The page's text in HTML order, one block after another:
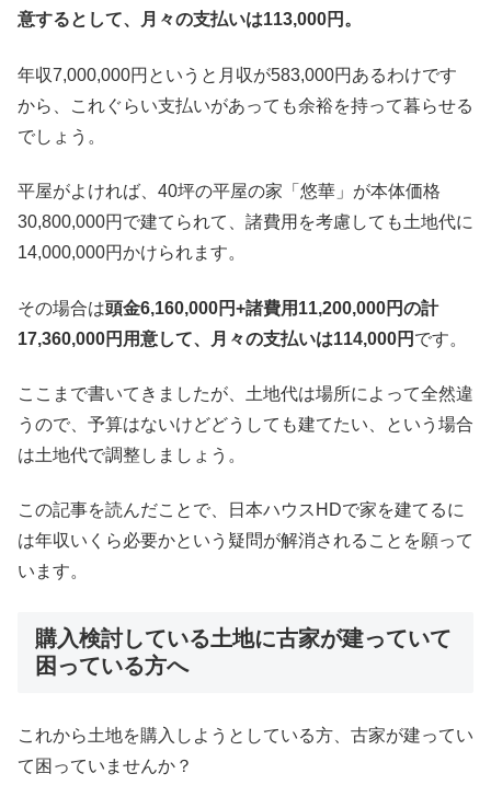
意するとして、月々の支払いは113,000円。
年収7,000,000円というと月収が583,000円あるわけです
から、これぐらい支払いがあっても余裕を持って暮らせる
でしょう。
平屋がよければ、40坪の平屋の家「悠華」が本体価格
30,800,000円で建てられて、諸費用を考慮しても土地代に
14,000,000円かけられます。
その場合は頭金6,160,000円+諸費用11,200,000円の計
17,360,000円用意して、月々の支払いは114,000円 です。
ここまで書いてきましたが、土地代は場所によって全然違
うので、予算はないけどどうしても建てたい、という場合
は土地代で調整しましょう。
この記事を読んだことで、日本ハウスHDで家を建てるに
は年収いくら必要かという疑問が解消されることを願って
います。
購入検討している土地に古家が建っていて
困っている方へ
これから土地を購入しようとしている方、古家が建ってい
て困っていませんか？